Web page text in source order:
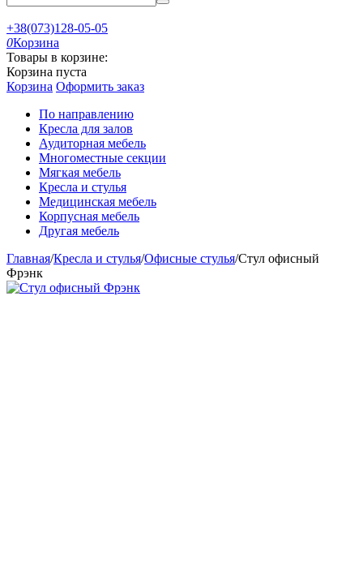
+38(073)128-05-05
0Корзина
Товары в корзине:
Корзина пуста
Корзина Оформить заказ
По направлению
Кресла для залов
Аудиторная мебель
Многоместные секции
Мягкая мебель
Кресла и стулья
Медицинская мебель
Корпусная мебель
Другая мебель
Главная/Кресла и стулья/Офисные стулья/Стул офисный
Фрэнк